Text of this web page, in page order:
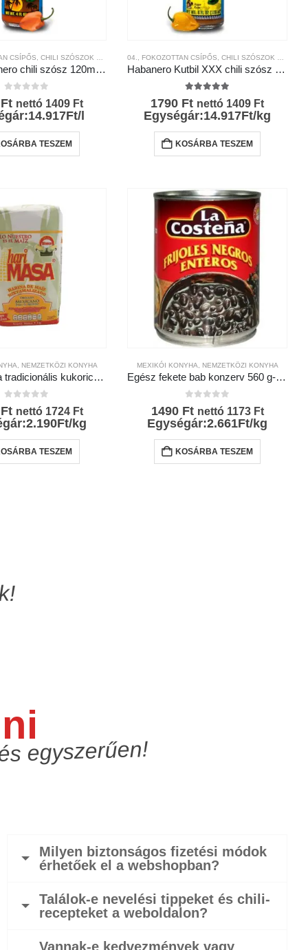
KONYHA,NEMZETKÖZI MÁRKÁK
MÁRKÁK,MEXIKÓI KONYHA NEMZETKÖZI KONYHA,NEMZETKÖZI MÁRKÁK,SZÁRÍTOTT
CSÍPŐS ,CHILI SZÓSZOK ÉS KRÉMEK CHILI TERMÉKEK,CSÍPŐSSÉGI-SKÁLA,
Caribi habanero chili szósz 120ml- El Yucateco
az 5-ből
Ft nettó 1409 Ft
l
TESZEM
04., FOKOZOTTAN CSÍPŐS ,CHILI SZÓSZOK ÉS KRÉMEK
Habanero Kutbil XXX chili szósz 120ml- El Yucateco
az 5-ből
1790 Ft nettó 1409 Ft
Egységár:14.917Ft/kg
KOSÁRBA TESZEM
NEMZETKÖZI KONYHA
Masa harina tradicionális kukoricaliszt 1000g
az 5-ből
Ft nettó 1724 Ft
kg
TESZEM
MEXIKÓI KONYHA NEMZETKÖZI KONYHA
Egész fekete bab konzerv 560 g- La Costeña
az 5-ből
1490 Ft nettó 1173 Ft
Egységár:2.661Ft/kg
KOSÁRBA TESZEM
egyszerűen!
Milyen biztonságos fizetési módok
érhetőek el a webshopban?
Találok-e nevelési tippeket és chili-
recepteket a weboldalon?
Vannak-e kedvezmények vagy